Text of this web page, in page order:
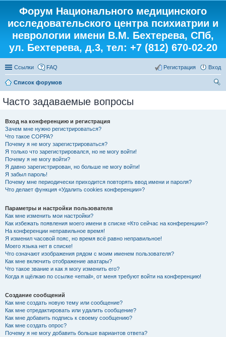
Форум Национального медицинского
исследовательского центра психиатрии и
неврологии имени В.М. Бехтерева, СПб,
ул. Бехтерева, д.3, тел: +7 (812) 670-02-20
Ссылки FAQ Вход
Регистрация
Список форумов
Часто задаваемые вопросы
Вход на конференцию и регистрация
Зачем мне нужно регистрироваться?
Что такое COPPA?
Почему я не могу зарегистрироваться?
Я только что зарегистрировался, но не могу войти!
Почему я не могу войти?
Я давно зарегистрирован, но больше не могу войти!
Я забыл пароль!
Почему мне периодически приходится повторять ввод имени и пароля?
Что делает функция «Удалить cookies конференции»?
Параметры и настройки пользователя
Как мне изменить мои настройки?
Как избежать появления моего имени в списке «Кто сейчас на конференции»?
На конференции неправильное время!
Я изменил часовой пояс, но время всё равно неправильное!
Моего языка нет в списке!
Что означают изображения рядом с моим именем пользователя?
Как мне включить отображение аватары?
Что такое звание и как я могу изменить его?
Когда я щёлкаю по ссылке «email», от меня требуют войти на конференцию!
Создание сообщений
Как мне создать новую тему или сообщение?
Как мне отредактировать или удалить сообщение?
Как мне добавить подпись к своему сообщению?
Как мне создать опрос?
Почему я не могу добавить больше вариантов ответа?